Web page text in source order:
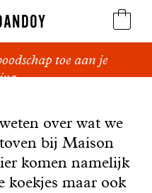
peperkoek
toe aan je
over wat we
bij Maison
komen namelijk
koekjes maar ook